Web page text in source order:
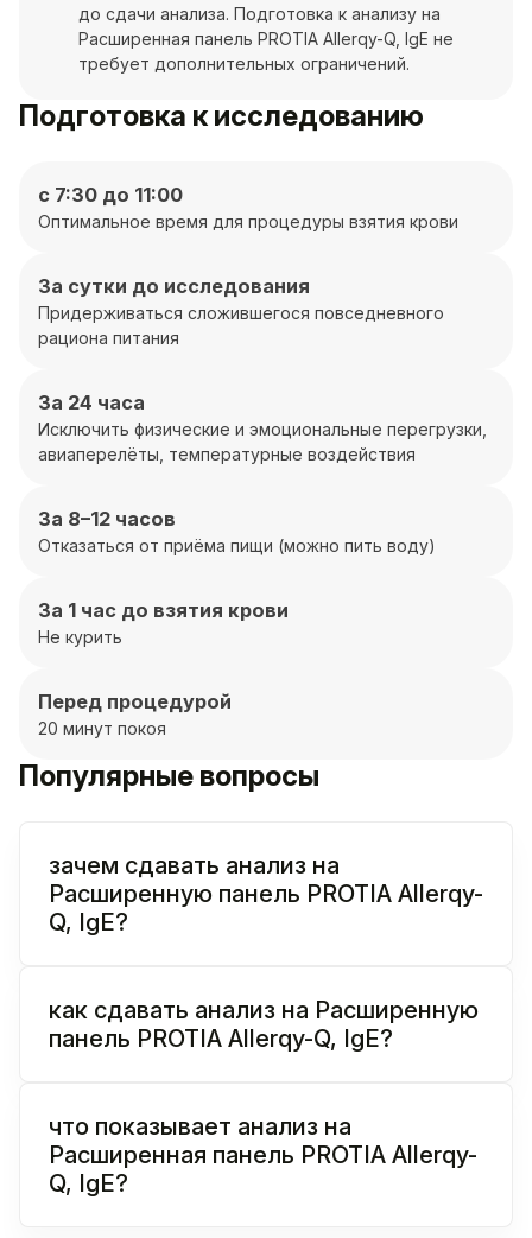
до сдачи анализа. Подготовка к анализу на
Расширенная панель PROTIA Allerqy-Q, IgE не
требует дополнительных ограничений.
Подготовка к исследованию
с 7:30 до 11:00
Оптимальное время для процедуры взятия крови
За сутки до исследования
Придерживаться сложившегося повседневного
рациона питания
За 24 часа
Исключить физические и эмоциональные перегрузки,
авиаперелёты, температурные воздействия
За 8–12 часов
Отказаться от приёма пищи (можно пить воду)
За 1 час до взятия крови
Не курить
Перед процедурой
20 минут покоя
Популярные вопросы
зачем сдавать анализ на
Расширенную панель PROTIA Allerqy-
Q, IgE?
как сдавать анализ на Расширенную
панель PROTIA Allerqy-Q, IgE?
что показывает анализ на
Расширенная панель PROTIA Allerqy-
Q, IgE?